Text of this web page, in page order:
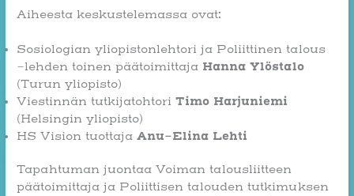
Aiheesta keskustelemassa ovat:
Sosiologian yliopistonlehtori ja Poliittinen talous
-lehden toinen päätoimittaja Hanna Ylöstalo
(Turun yliopisto)
Viestinnän tutkijatohtoriTimo Harjuniemi
(Helsingin yliopisto)
HS Vision tuottajaAnu-Elina Lehti
Tapahtuman juontaa Voiman talousliitteen
päätoimittaja ja Poliittisen talouden tutkimuksen